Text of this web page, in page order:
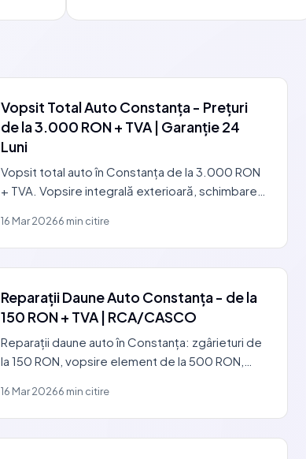
Vopsit Total Auto Constanța - Prețuri
de la 3.000 RON + TVA | Garanție 24
Luni
Vopsit total auto în Constanța de la 3.000 RON
+ TVA. Vopsire integrală exterioară, schimbare
garanție comercială.
16 Mar 20266 min citire
Reparații Daune Auto Constanța - de la
150 RON + TVA | RCA/CASCO
Reparații daune auto în Constanța: zgârieturi de
la 150 RON, vopsire element de la 500 RON,
dosar RCA/CASCO.
16 Mar 20266 min citire